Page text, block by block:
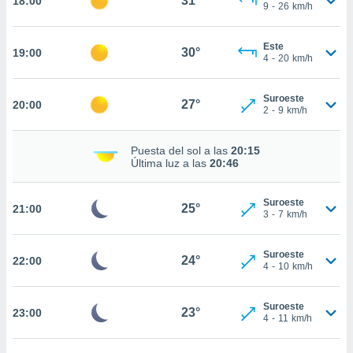
sean
se
web a
9 - 26 km/h
19:00 30°
Este
4 - 20 km/h
20:00 27°
Suroeste
2 - 9 km/h
Puesta del sol a las 20:15
Última luz a las 20:46
21:00 25°
Suroeste
3 - 7 km/h
22:00 24°
Suroeste
4 - 10 km/h
23:00 23°
Suroeste
4 - 11 km/h